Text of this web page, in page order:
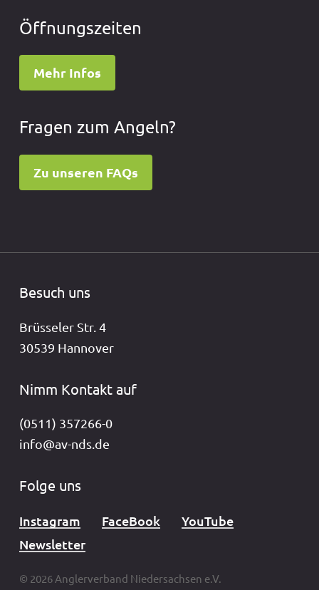
Öffnungszeiten
Mehr Infos
Fragen zum Angeln?
Zu unseren FAQs
Besuch uns
Brüsseler Str. 4
30539 Hannover
Nimm Kontakt auf
(0511) 357266-0
info@av-nds.de
Folge uns
Instagram FaceBook
YouTube
Newsletter
© 2026 Anglerverband Niedersachsen e.V.